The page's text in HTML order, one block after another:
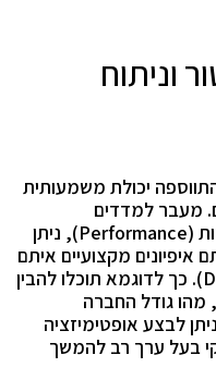
וניתוח
יכולת משמעותית
מעבר למדדים
סטנדרטיים של צפיות, קליקים והמרות (Performance), ניתן
איפיונים מקצועיים איתם
מוגדרים קהלי היעד (Demographics). כך לדוגמא תוכלו להבין
מהו גודל החברה
לבצע אופטימיזציה
בעל ערך רב להמשך